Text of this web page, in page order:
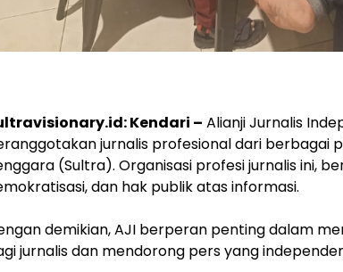
Kendari – Alianji Jurnalis
jurnalis profesional dari berbagai
(Sultra). Organisasi profesi jurnalis ini,
dan hak publik atas informasi.
demikian, AJI berperan penting dalam
jurnalis dan mendorong pers yang